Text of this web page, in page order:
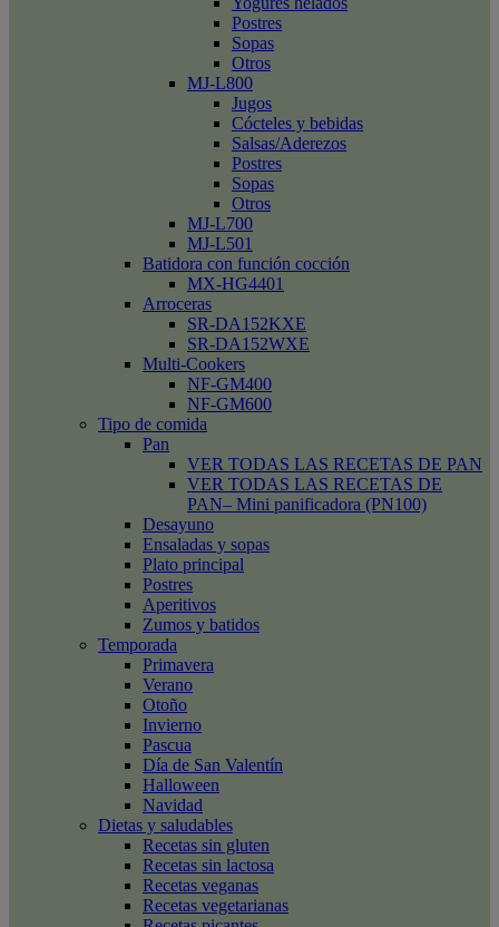
Postres
Sopas
Otros
MJ-L800
Jugos
Cócteles y bebidas
Salsas/Aderezos
Postres
Sopas
Otros
MJ-L700
MJ-L501
Batidora con función cocción
MX-HG4401
Arroceras
SR-DA152KXE
SR-DA152WXE
Multi-Cookers
NF-GM400
NF-GM600
Tipo de comida
Pan
VER TODAS LAS RECETAS DE PAN
VER TODAS LAS RECETAS DE
PAN– Mini panificadora (PN100)
Desayuno
Ensaladas y sopas
Plato principal
Postres
Aperitivos
Zumos y batidos
Temporada
Primavera
Verano
Otoño
Invierno
Pascua
Día de San Valentín
Halloween
Navidad
Dietas y saludables
Recetas sin gluten
Recetas sin lactosa
Recetas veganas
Recetas vegetarianas